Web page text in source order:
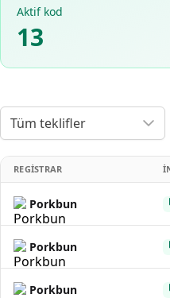
Aktif kod
13
Tüm teklifler
REGISTRAR
Porkbun
Porkbun
Porkbun